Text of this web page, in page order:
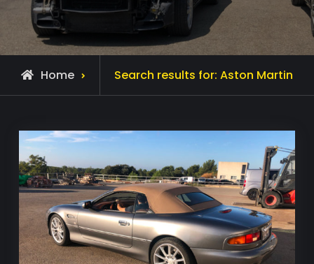
Home Search results for: Aston Martin